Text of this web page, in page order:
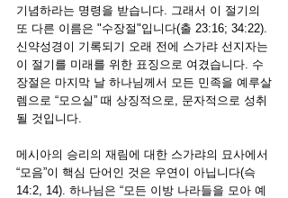
기념하라는 명령을 받습니다. 그래서 이 절기의
또 다른 이름은 "수장절"입니다(출 23:16; 34:22).
신약성경이 기록되기 오래 전에 스가랴 선지자는
이 절기를 미래를 위한 표징으로 여겼습니다. 수
장절은 마지막 날 하나님께서 모든 민족을 예루살
렘으로 “모으실” 때 상징적으로, 문자적으로 성취
될 것입니다.
메시아의 승리의 재림에 대한 스가랴의 묘사에서
“모음”이 핵심 단어인 것은 우연이 아닙니다(슥
14:2, 14). 하나님은 “모든 이방 나라들을 모아 예